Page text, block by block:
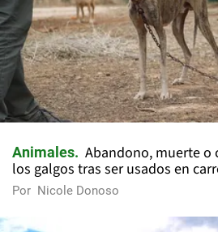
Animales
Abandono, muerte o
los galgos tras ser usados en
Por Nicole Donoso